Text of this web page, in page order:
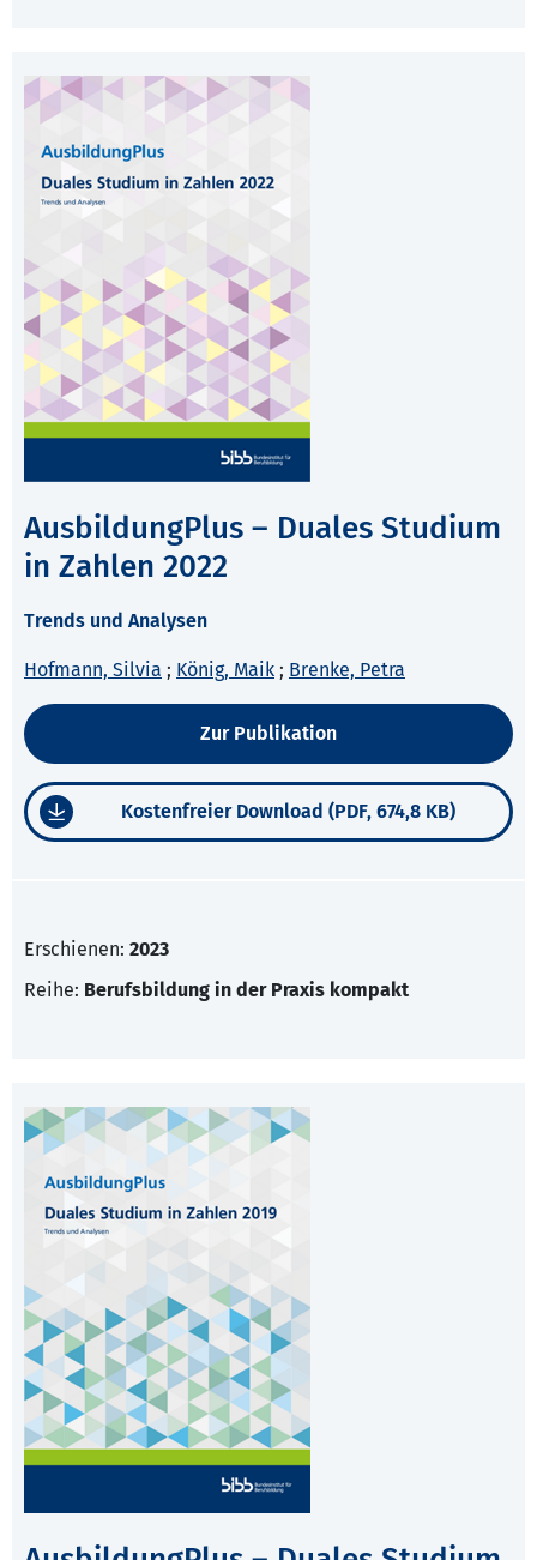
AusbildungPlus – Duales Studium
in Zahlen 2022
Trends und Analysen
Hofmann, Silvia ; König, Maik ; Brenke, Petra
Zur Publikation
Kostenfreier Download (PDF, 674,8 KB)
Erschienen: 2023
Reihe: Berufsbildung in der Praxis kompakt